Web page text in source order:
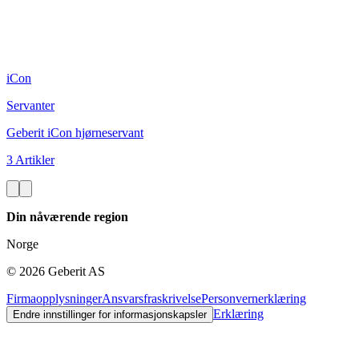
iCon
Servanter
Geberit iCon hjørneservant
3 Artikler
Din nåværende region
Norge
© 2026 Geberit AS
FirmaopplysningerAnsvarsfraskrivelsePersonvernerklæring
Endre innstillinger for informasjonskapsler Erklæring